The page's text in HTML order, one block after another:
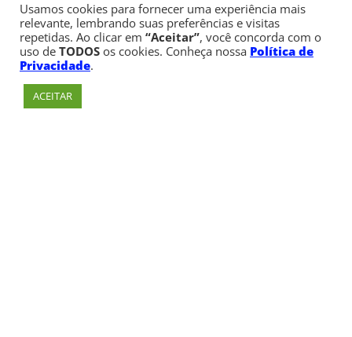
Usamos cookies para fornecer uma experiência mais
relevante, lembrando suas preferências e visitas
repetidas. Ao clicar em “Aceitar”, você concorda com o
uso de TODOS os cookies. Conheça nossa Política de
Privacidade.
ACEITAR